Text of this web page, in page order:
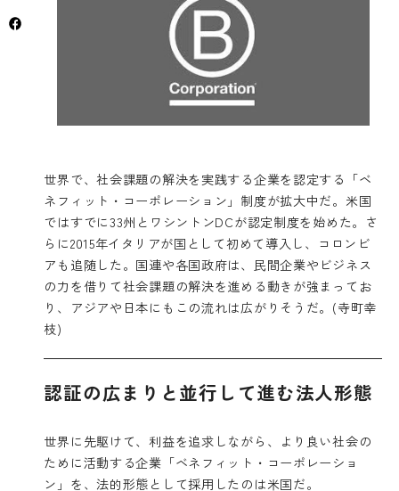
世界で、社会課題の解決を実践する企業を認定する「ベ
ネフィット・コーポレーション」制度が拡大中だ。米国
ではすでに33州とワシントンDCが認定制度を始めた。さ
らに2015年イタリアが国として初めて導入し、コロンビ
アも追随した。国連や各国政府は、民間企業やビジネス
の力を借りて社会課題の解決を進める動きが強まってお
り、アジアや日本にもこの流れは広がりそうだ。(寺町幸
枝)
認証の広まりと並行して進む法人形態
世界に先駆けて、利益を追求しながら、より良い社会の
ために活動する企業「ベネフィット・コーポレーショ
ン」を、法的形態として採用したのは米国だ。